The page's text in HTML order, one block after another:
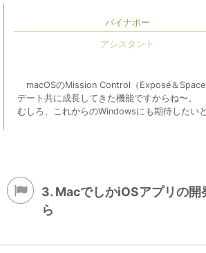
パイナポー
macOSのMission Control（Exposé＆
デート共に成長してきた機能ですからね〜。
むしろ、これからのWindowsにも期待したい
3. MacでしかiOSアプリの開
ら